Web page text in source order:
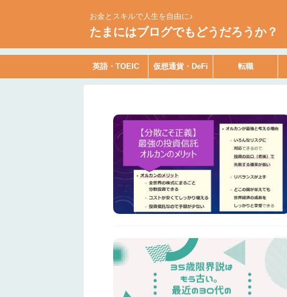
お金とスキルで人生を自由に♪
たまにはブログでもどうだろうか？
英語・TOEIC 仮想通貨・DeFi 転職